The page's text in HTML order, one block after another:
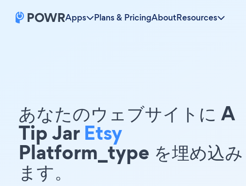
Apps Plans & PricingAboutResources
あなたのウェブサイトに A
Tip JarEtsy
Platform_type を埋め込み
ます。